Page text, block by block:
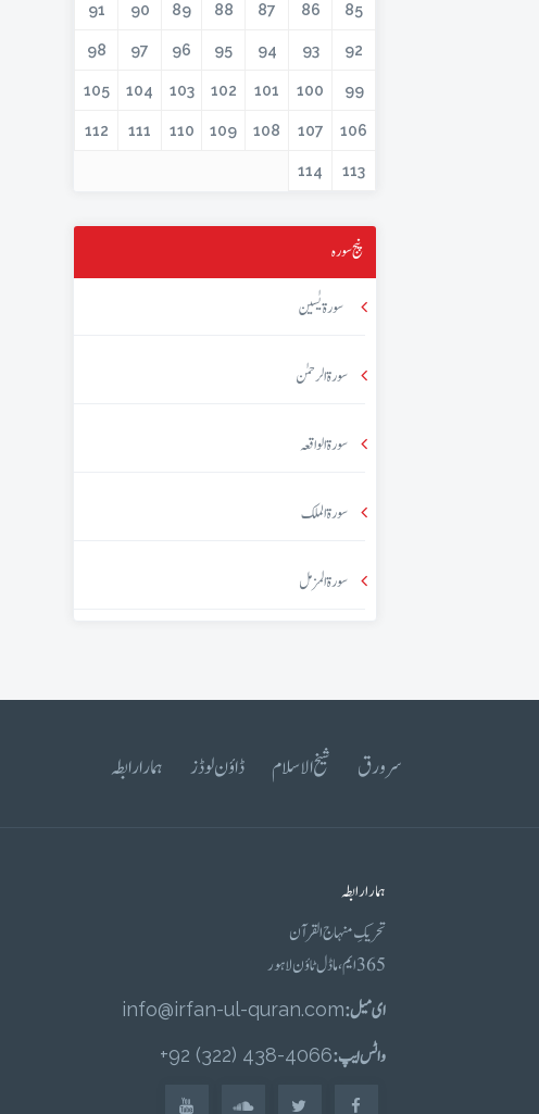
85
86
87
88
89
90
91
92
93
94
95
96
97
98
99
100
101
102
103
104
105
106
107
108
109
110
111
112
113
114
پنج سورہ
سورۃ یٰسین
سورۃ الرحمٰن
سورۃ الواقعہ
سورۃ الملک
سورۃ المزمل
سرورق شیخ الاسلام ڈاؤن لوڈز ہمارا رابطہ
ہمارا رابطہ
تحریکِ منہاج القرآن
365 ایم، ماڈل ٹاؤن لاہور
ای میل :info@irfan-ul-quran.com
واٹس ایپ :4066-438 (322) 92+